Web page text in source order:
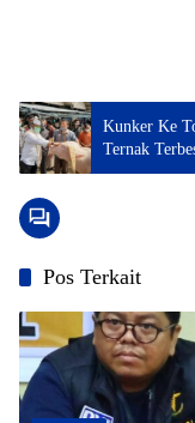
Kunker Ke
Ternak
Pos Terkait